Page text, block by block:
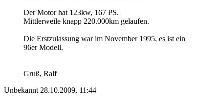
Der Motor hat 123kw, 167 PS.
Mittlerweile knapp 220.000km gelaufen.
Die Erstzulassung war im November 1995, es ist ein
96er Modell.
Gruß, Ralf
Unbekannt 28.10.2009, 11:44